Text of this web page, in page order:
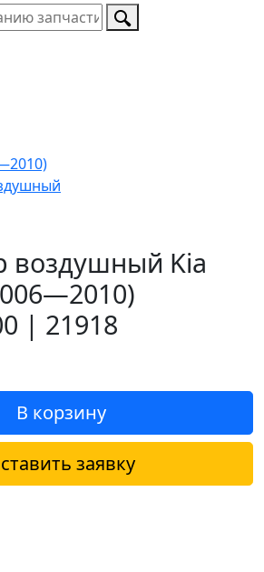
воздушный Kia
| 21918
В корзину
заявку